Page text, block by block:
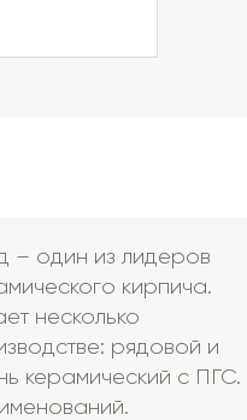
– один из лидеров
кирпича.
несколько
рядовой и
керамический с ПГС.